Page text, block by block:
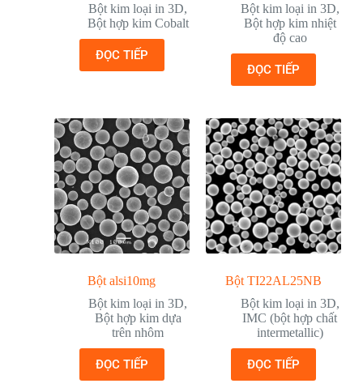
Bột kim loại in 3D,
Bột hợp kim Cobalt
ĐỌC TIẾP
Bột kim loại in 3D,
Bột hợp kim nhiệt
độ cao
ĐỌC TIẾP
Bột alsi10mg
Bột kim loại in 3D,
Bột hợp kim dựa
trên nhôm
ĐỌC TIẾP
Bột TI22AL25NB
Bột kim loại in 3D,
IMC (bột hợp chất
intermetallic)
ĐỌC TIẾP